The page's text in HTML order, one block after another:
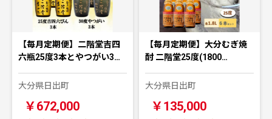
【毎月定期便】二階堂吉四
六瓶25度3本とやつがい3…
大分県日出町
￥672,000
【毎月定期便】大分むぎ焼
酎 二階堂25度(1800…
大分県日出町
￥135,000